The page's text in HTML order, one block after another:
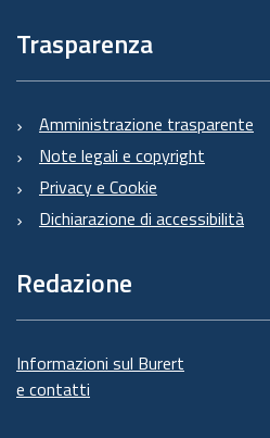
Trasparenza
Amministrazione trasparente
Note legali e copyright
Privacy e Cookie
Dichiarazione di accessibilità
Redazione
Informazioni sul Burert
e contatti